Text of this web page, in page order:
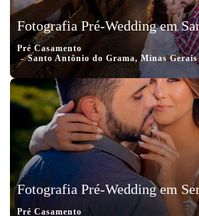
Pré Casamento
Santo Antônio do Grama, Minas Gerais
Pré Casamento